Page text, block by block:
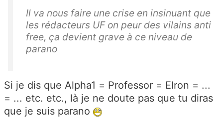
Il va nous faire une crise en insinuant que
les rédacteurs UF on peur des vilains anti
free, ça devient grave à ce niveau de
parano
Si je dis que Alpha1 = Professor = Elron = ...
= ... etc. etc., là je ne doute pas que tu diras
que je suis parano